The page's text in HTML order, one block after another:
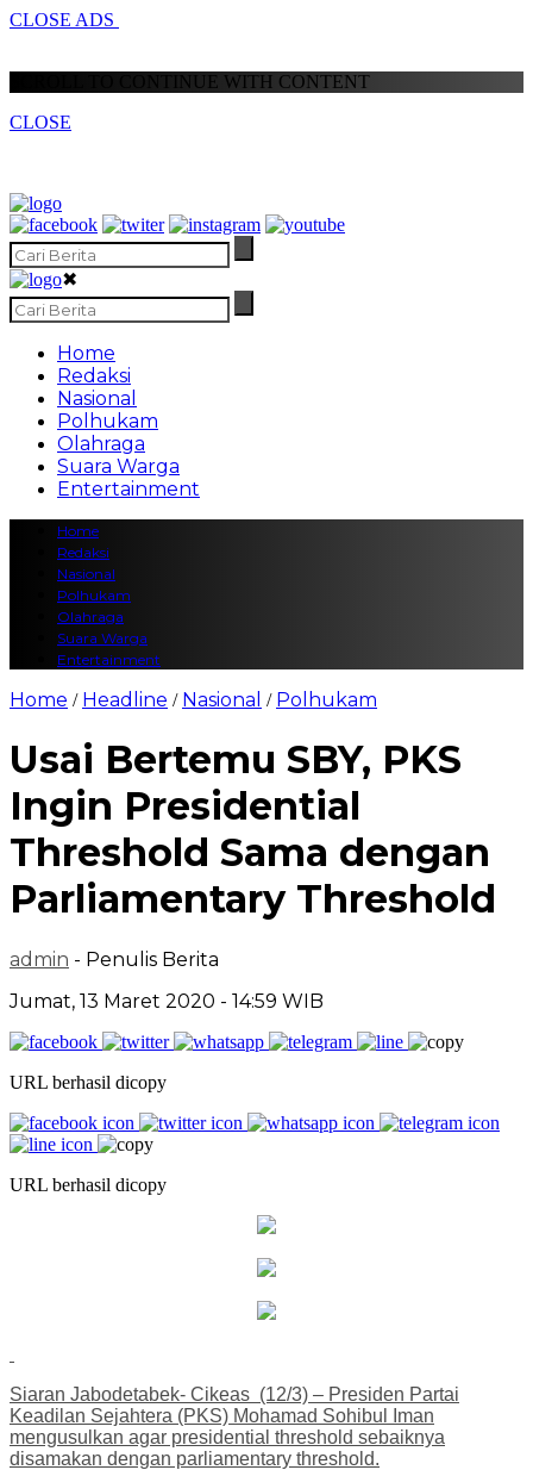
CLOSE ADS
SCROLL TO CONTINUE WITH CONTENT
CLOSE
✖
Home
Redaksi
Nasional
Polhukam
Olahraga
Suara Warga
Entertainment
Home
Redaksi
Nasional
Polhukam
Olahraga
Suara Warga
Entertainment
Home / Headline / Nasional / Polhukam
Usai Bertemu SBY, PKS
Ingin Presidential
Threshold Sama dengan
Parliamentary Threshold
admin - Penulis Berita
Jumat, 13 Maret 2020 - 14:59 WIB
URL berhasil dicopy
URL berhasil dicopy
Siaran Jabodetabek- Cikeas (12/3) – Presiden Partai
Keadilan Sejahtera (PKS) Mohamad Sohibul Iman
mengusulkan agar presidential threshold sebaiknya
disamakan dengan parliamentary threshold.